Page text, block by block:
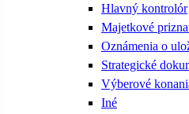
Hlavný kontrolór
Majetkové
Oznámenia o
Strategické
Výberové
Iné